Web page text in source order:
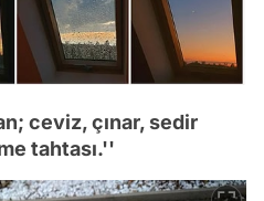
ceviz, çınar, sedir
tahtası.''